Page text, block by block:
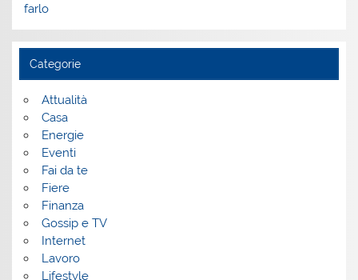
farlo
Categorie
Attualità
Casa
Energie
Eventi
Fai da te
Fiere
Finanza
Gossip e TV
Internet
Lavoro
Lifestyle